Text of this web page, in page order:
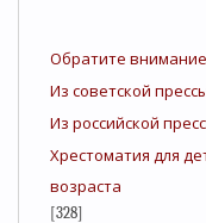
Обратите внимание
Из советской
Из российской
Хрестоматия для
возраста
[328]